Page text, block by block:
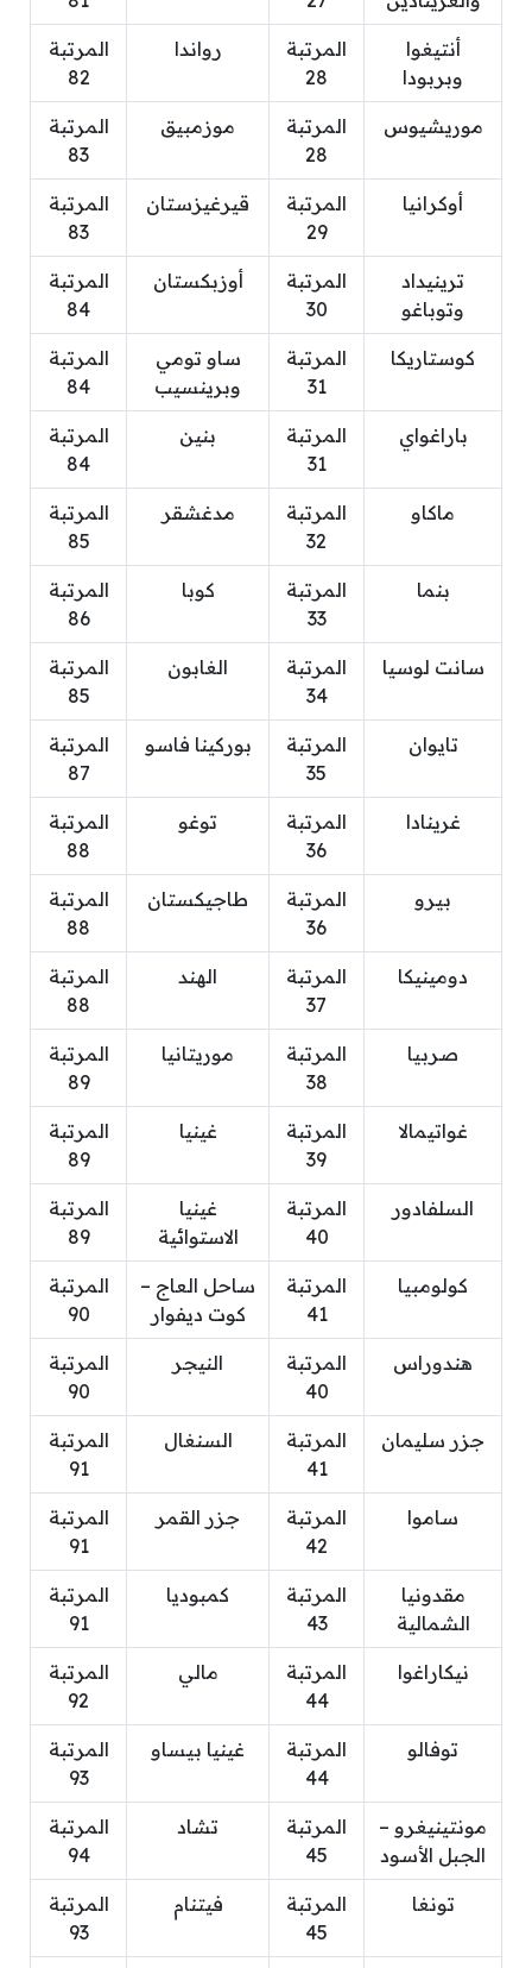
أنتيغوا
وبربودا
المرتبة
28
رواندا
المرتبة
82
موريشيوس
المرتبة
28
موزمبيق
المرتبة
83
أوكرانيا
المرتبة
29
قيرغيزستان
المرتبة
83
ترينيداد
وتوباغو
المرتبة
30
أوزبكستان
المرتبة
84
كوستاريكا
المرتبة
31
ساو تومي
وبرينسيب
المرتبة
84
باراغواي
المرتبة
31
بنين
المرتبة
84
ماكاو
المرتبة
32
مدغشقر
المرتبة
85
بنما
المرتبة
33
كوبا
المرتبة
86
سانت لوسيا
المرتبة
34
الغابون
المرتبة
85
تايوان
المرتبة
35
بوركينا فاسو
المرتبة
87
غرينادا
المرتبة
36
توغو
المرتبة
88
بيرو
المرتبة
36
طاجيكستان
المرتبة
88
دومينيكا
المرتبة
37
الهند
المرتبة
88
صربيا
المرتبة
38
موريتانيا
المرتبة
89
غواتيمالا
المرتبة
39
غينيا
المرتبة
89
السلفادور
المرتبة
40
غينيا
الاستوائية
المرتبة
89
كولومبيا
المرتبة
41
ساحل العاج –
كوت ديفوار
المرتبة
90
هندوراس
المرتبة
40
النيجر
المرتبة
90
جزر سليمان
المرتبة
41
السنغال
المرتبة
91
ساموا
المرتبة
42
جزر القمر
المرتبة
91
مقدونيا
الشمالية
المرتبة
43
كمبوديا
المرتبة
91
نيكاراغوا
المرتبة
44
مالي
المرتبة
92
توفالو
المرتبة
44
غينيا بيساو
المرتبة
93
مونتينيغرو –
الجبل الأسود
المرتبة
45
تشاد
المرتبة
94
تونغا
المرتبة
45
فيتنام
المرتبة
93